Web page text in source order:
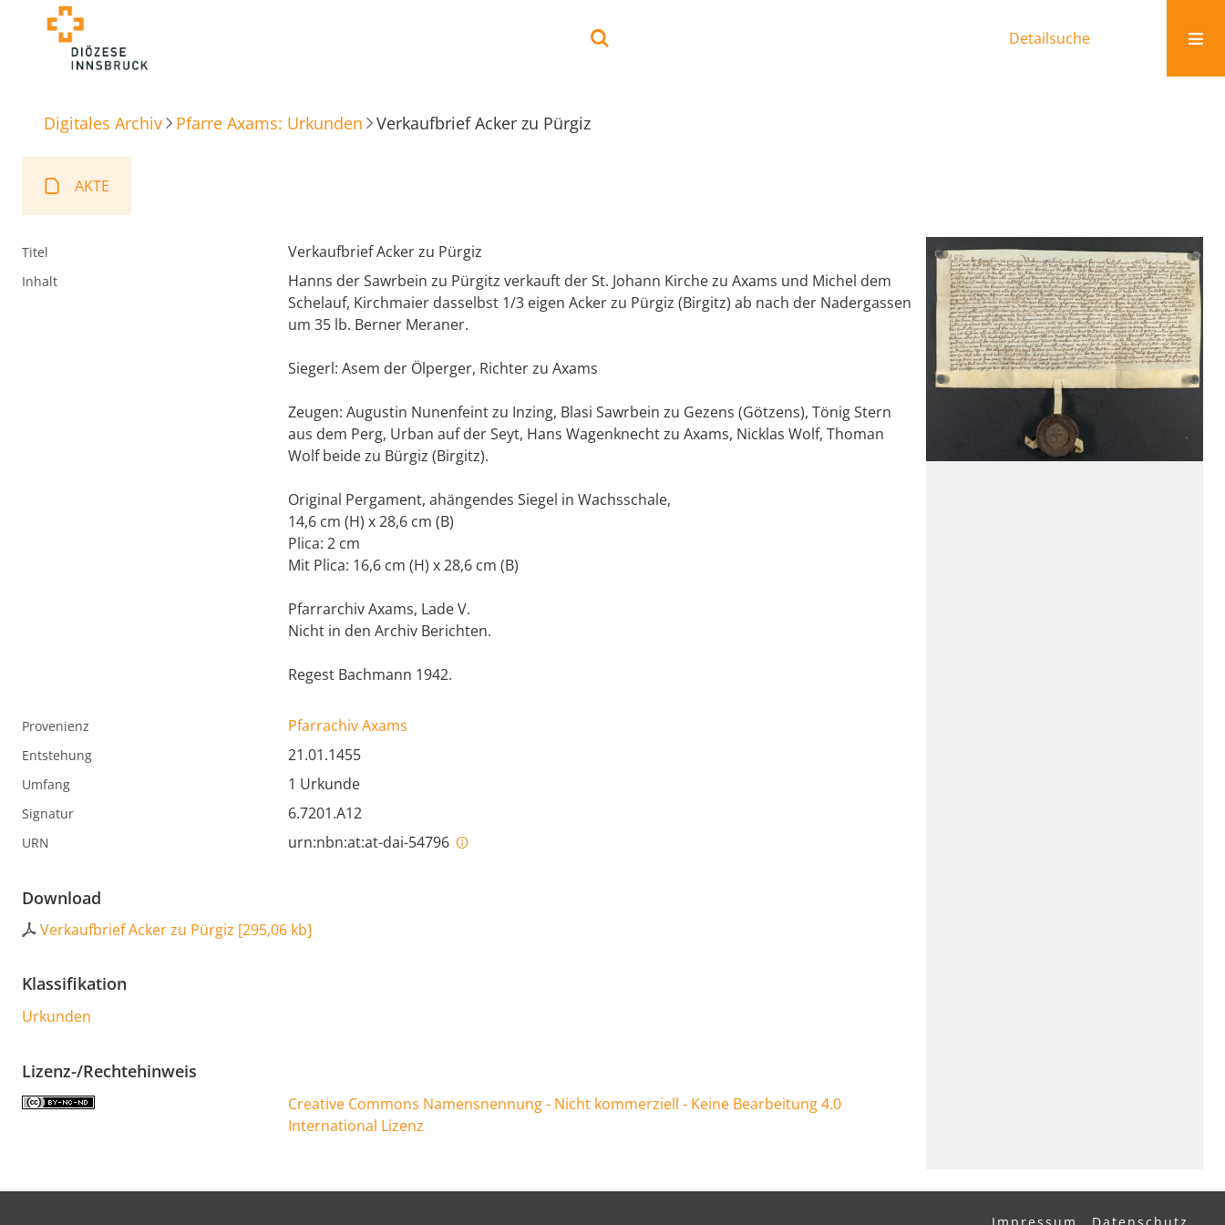
Detailsuche
Digitales Archiv Pfarre Axams: Urkunden Verkaufbrief Acker zu Pürgiz
AKTE
Titel Verkaufbrief Acker zu Pürgiz
Inhalt
Hanns der Sawrbein zu Pürgitz verkauft der St. Johann Kirche zu Axams und Michel dem
Schelauf, Kirchmaier dasselbst 1/3 eigen Acker zu Pürgiz (Birgitz) ab nach der Nadergassen
um 35 lb. Berner Meraner.
Siegerl: Asem der Ölperger, Richter zu Axams
Zeugen: Augustin Nunenfeint zu Inzing, Blasi Sawrbein zu Gezens (Götzens), Tönig Stern
aus dem Perg, Urban auf der Seyt, Hans Wagenknecht zu Axams, Nicklas Wolf, Thoman
Wolf beide zu Bürgiz (Birgitz).
Original Pergament, ahängendes Siegel in Wachsschale,
14,6 cm (H) x 28,6 cm (B)
Plica: 2 cm
Mit Plica: 16,6 cm (H) x 28,6 cm (B)
Pfarrarchiv Axams, Lade V.
Nicht in den Archiv Berichten.
Regest Bachmann 1942.
Provenienz Pfarrachiv Axams
Entstehung 21.01.1455
Umfang 1 Urkunde
Signatur 6.7201.A12
URN urn:nbn:at:at-dai-54796
Download
Verkaufbrief Acker zu Pürgiz [295,06 kb]
Klassifikation
Urkunden
Lizenz-/Rechtehinweis
Creative Commons Namensnennung - Nicht kommerziell - Keine Bearbeitung 4.0
International Lizenz